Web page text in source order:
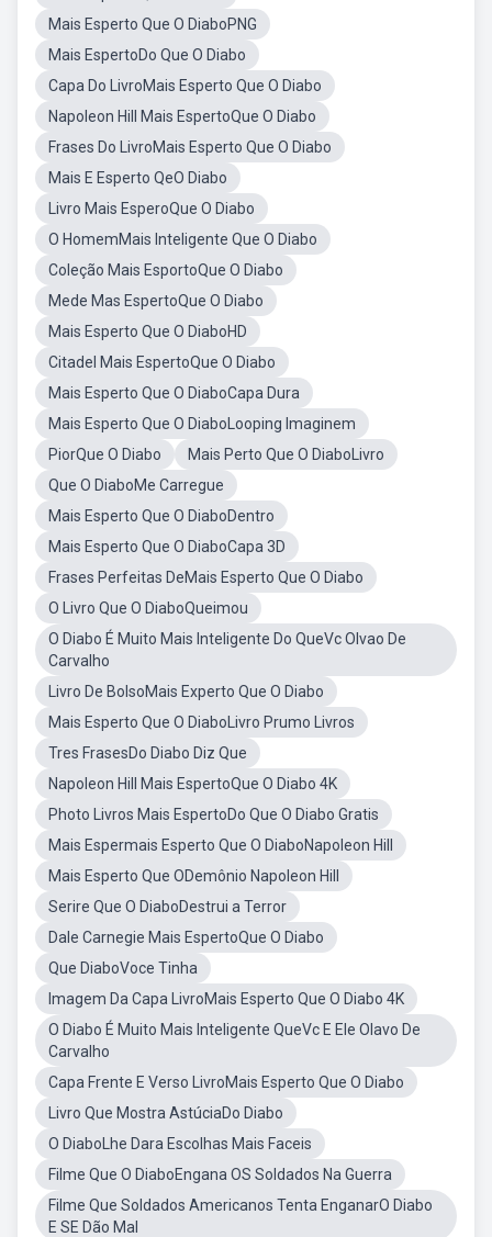
Mais Esperto Que O DiaboPNG
Mais EspertoDo Que O Diabo
Capa Do LivroMais Esperto Que O Diabo
Napoleon Hill Mais EspertoQue O Diabo
Frases Do LivroMais Esperto Que O Diabo
Mais E Esperto QeO Diabo
Livro Mais EsperoQue O Diabo
O HomemMais Inteligente Que O Diabo
Coleção Mais EsportoQue O Diabo
Mede Mas EspertoQue O Diabo
Mais Esperto Que O DiaboHD
Citadel Mais EspertoQue O Diabo
Mais Esperto Que O DiaboCapa Dura
Mais Esperto Que O DiaboLooping Imaginem
PiorQue O Diabo
Mais Perto Que O DiaboLivro
Que O DiaboMe Carregue
Mais Esperto Que O DiaboDentro
Mais Esperto Que O DiaboCapa 3D
Frases Perfeitas DeMais Esperto Que O Diabo
O Livro Que O DiaboQueimou
O Diabo É Muito Mais Inteligente Do QueVc Olvao De
Carvalho
Livro De BolsoMais Experto Que O Diabo
Mais Esperto Que O DiaboLivro Prumo Livros
Tres FrasesDo Diabo Diz Que
Napoleon Hill Mais EspertoQue O Diabo 4K
Photo Livros Mais EspertoDo Que O Diabo Gratis
Mais Espermais Esperto Que O DiaboNapoleon Hill
Mais Esperto Que ODemônio Napoleon Hill
Serire Que O DiaboDestrui a Terror
Dale Carnegie Mais EspertoQue O Diabo
Que DiaboVoce Tinha
Imagem Da Capa LivroMais Esperto Que O Diabo 4K
O Diabo É Muito Mais Inteligente QueVc E Ele Olavo De
Carvalho
Capa Frente E Verso LivroMais Esperto Que O Diabo
Livro Que Mostra AstúciaDo Diabo
O DiaboLhe Dara Escolhas Mais Faceis
Filme Que O DiaboEngana OS Soldados Na Guerra
Filme Que Soldados Americanos Tenta EnganarO Diabo
E SE Dão Mal